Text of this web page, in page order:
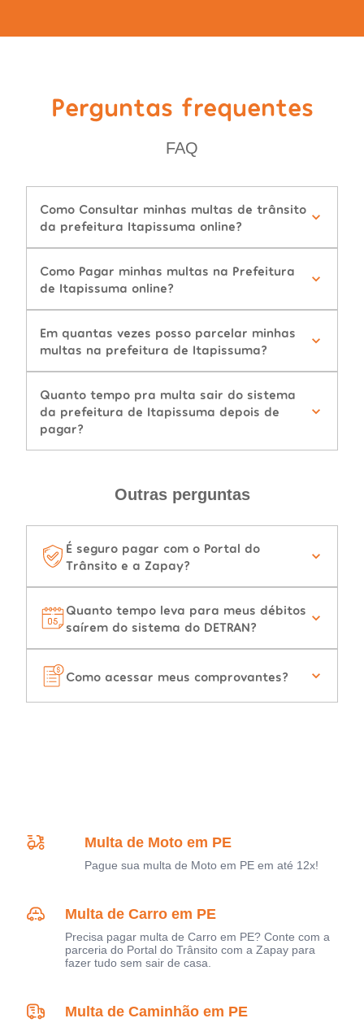
Perguntas frequentes
FAQ
Como Consultar minhas multas de trânsito
da prefeitura Itapissuma online?
Como Pagar minhas multas na Prefeitura
de Itapissuma online?
Em quantas vezes posso parcelar minhas
multas na prefeitura de Itapissuma?
Quanto tempo pra multa sair do sistema
da prefeitura de Itapissuma depois de
pagar?
Outras perguntas
É seguro pagar com o Portal do
Trânsito e a Zapay?
Quanto tempo leva para meus débitos
saírem do sistema do DETRAN?
Como acessar meus comprovantes?
Multa de Moto em PE
Pague sua multa de Moto em PE em até 12x!
Multa de Carro em PE
Precisa pagar multa de Carro em PE? Conte com a
parceria do Portal do Trânsito com a Zapay para
fazer tudo sem sair de casa.
Multa de Caminhão em PE